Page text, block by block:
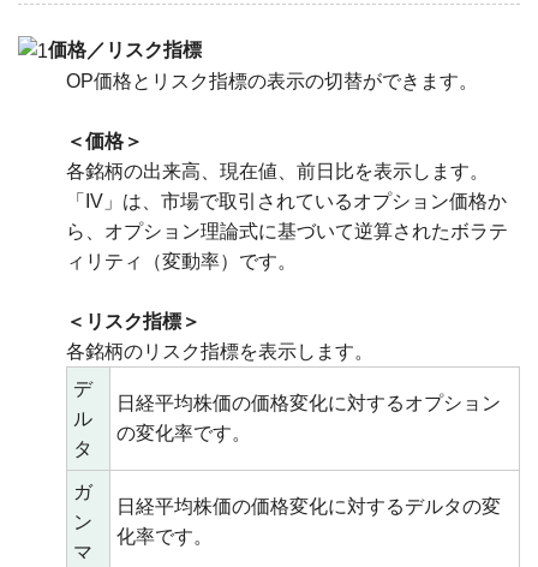
価格／リスク指標
OP価格とリスク指標の表示の切替ができます。
＜価格＞
各銘柄の出来高、現在値、前日比を表示します。
「IV」は、市場で取引されているオプション価格か
ら、オプション理論式に基づいて逆算されたボラテ
ィリティ（変動率）です。
＜リスク指標＞
各銘柄のリスク指標を表示します。
デ
ル
タ
日経平均株価の価格変化に対するオプション
の変化率です。
ガ
ン
マ
日経平均株価の価格変化に対するデルタの変
化率です。